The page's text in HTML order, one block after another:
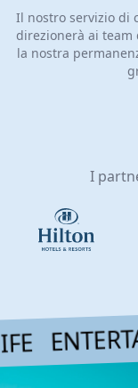
Il nostro servizio di
direzionerà ai team
la nostra
I